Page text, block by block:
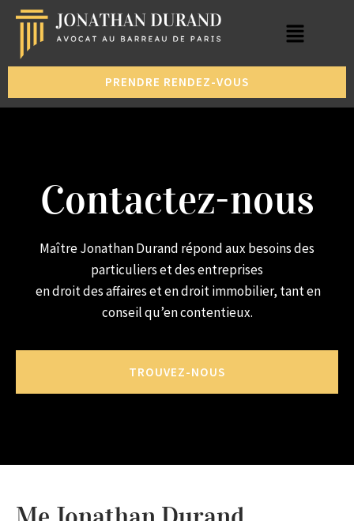
PRENDRE RENDEZ-VOUS
Contactez-nous
Maître Jonathan Durand répond aux besoins des
particuliers et des entreprises
en droit des affaires et en droit immobilier, tant en
conseil qu’en contentieux.
TROUVEZ-NOUS